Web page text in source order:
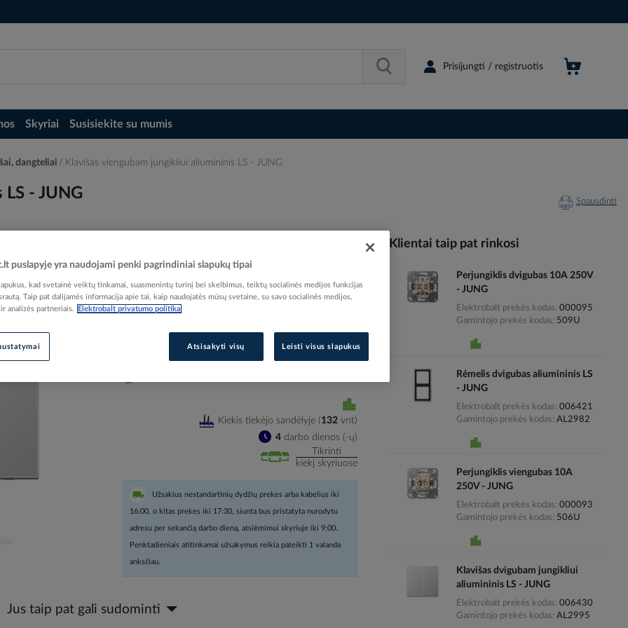
Prisijungti / registruotis
Skyriai Susisiekite su mumis
dangteliai Klavišas viengubam jungikliui aliumininis LS - JUNG
- JUNG Spausdinti
EAN kodas
4011377182158
Gamintojo prekės kodas
Prisijunkite, norėdami pamatyti kainas
4darbo dienos (-ų)
Kiekis tiekėjo sandėlyje (132 vnt)
Tikrinti
kiekį skyriuose
Užsakius nestandartinių dydžių prekes arba kabelius iki
16:00, o kitas prekes iki 17:30, siunta bus pristatyta nurodytu
adresu per sekančią darbo dieną, atsiėmimui skyriuje iki 9:00.
Penktadieniais atitinkamai užsakymus reikia pateikti 1 valanda
anksčiau.
Jus taip pat gali sudominti
Klientai taip pat rinkosi
Perjungiklis dvigubas 10A 250V
- JUNG
Elektrobalt prekės kodas 000095
Gamintojo prekės kodas
509U
Rėmelis dvigubas aliumininis LS
- JUNG
Elektrobalt prekės kodas 006421
Gamintojo prekės kodas AL2982
Perjungiklis viengubas 10A
250V - JUNG
Elektrobalt prekės kodas 000093
Gamintojo prekės kodas
506U
Klavišas dvigubam jungikliui
aliumininis LS - JUNG
Elektrobalt prekės kodas 006430
Gamintojo prekės kodas AL2995
puslapyje yra naudojami penki pagrindiniai slapukų tipai
kad svetainė veiktų tinkamai, suasmenintų turinį bei skelbimus, teiktų socialinės medijos funkcijas
Taip pat dalijamės informacija apie tai, kaip naudojatės mūsų svetaine, su savo socialinės medijos,
analizės partneriais.
Elektrobalt privatumo politika
Atsisakyti visų Leisti visus slapukus